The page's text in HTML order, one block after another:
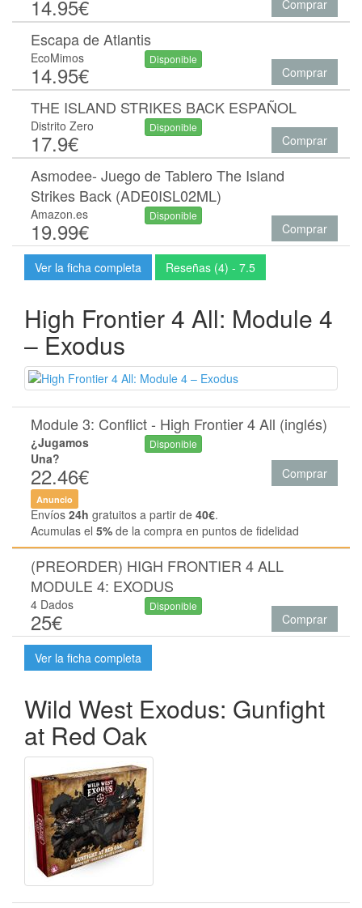
14.95€ Comprar
Escapa de Atlantis
EcoMimos
14.95€
Disponible
Comprar
THE ISLAND STRIKES BACK ESPAÑOL
Distrito Zero
17.9€
Disponible
Comprar
Asmodee- Juego de Tablero The Island
Strikes Back (ADE0ISL02ML)
Amazon.es
19.99€
Disponible
Comprar
Ver la ficha completa Reseñas (4) - 7.5
High Frontier 4 All: Module 4
– Exodus
Module 3: Conflict - High Frontier 4 All (inglés)
¿Jugamos
Una?
22.46€
Disponible
Comprar
Anuncio
Envíos 24h gratuitos a partir de 40€.
Acumulas el 5% de la compra en puntos de fidelidad
(PREORDER) HIGH FRONTIER 4 ALL
MODULE 4: EXODUS
4 Dados
25€
Disponible
Comprar
Ver la ficha completa
Wild West Exodus: Gunfight
at Red Oak